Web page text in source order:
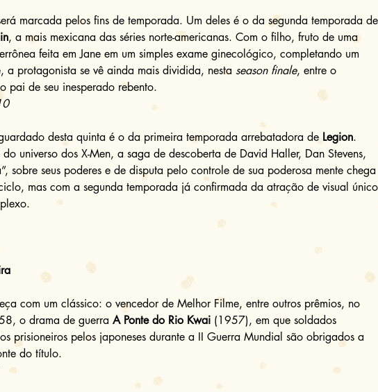
marcada pelos fins de temporada. Um deles é o da segunda temporada de
, a mais mexicana das séries norte-americanas. Com o filho, fruto de uma
feita em Jane em um simples exame ginecológico, completando um
a protagonista se vê ainda mais dividida, nesta season finale, entre o
pai de seu inesperado rebento.
desta quinta é o da primeira temporada arrebatadora de Legion.
do universo dos X-Men, a saga de descoberta de David Haller, Dan Stevens,
sobre seus poderes e de disputa pelo controle de sua poderosa mente chega
mas com a segunda temporada já confirmada da atração de visual único
o drama de guerra A Ponte do Rio Kwai (1957), em que soldados
prisioneiros pelos japoneses durante a II Guerra Mundial são obrigados a
do título.